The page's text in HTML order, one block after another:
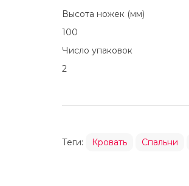
Высота ножек (мм)
100
Число упаковок
2
Теги: Кровать Спальни